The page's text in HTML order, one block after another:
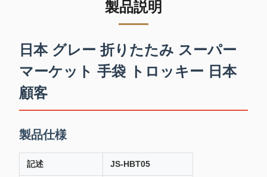
製品説明
日本 グレー 折りたたみ スーパー
マーケット 手袋 トロッキー 日本
顧客
製品仕様
記述 JS-HBT05